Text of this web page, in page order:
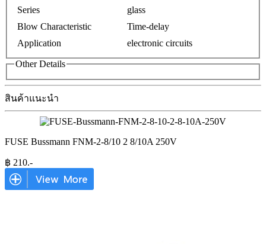
Series
glass
Blow Characteristic
Time-delay
Application
electronic circuits
Other Details
สินค้าแนะนำ
FUSE Bussmann FNM-2-8/10 2 8/10A 250V
฿ 210.-